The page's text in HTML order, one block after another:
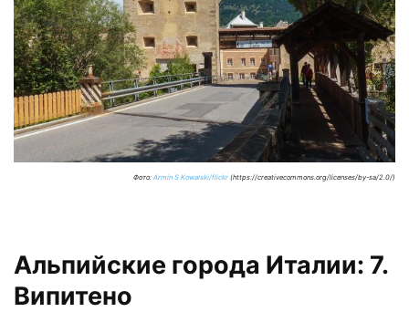
Фото: Armin S Kowalski/flickr (https://creativecommons.org/licenses/by-sa/2.0/)
Альпийские города Италии: 7.
Випитено